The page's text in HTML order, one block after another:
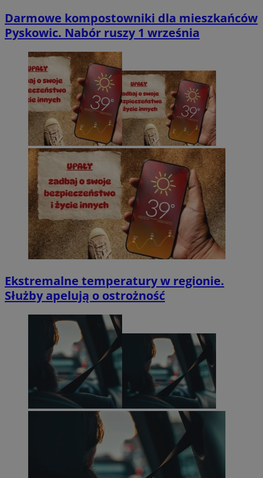
Darmowe kompostowniki dla mieszkańców
Pyskowic. Nabór ruszy 1 września
Ekstremalne temperatury w regionie.
Służby apelują o ostrożność